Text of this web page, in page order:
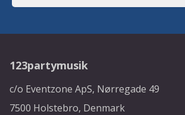
123partymusik
c/o Eventzone ApS, Nørregade 49
7500 Holstebro, Denmark